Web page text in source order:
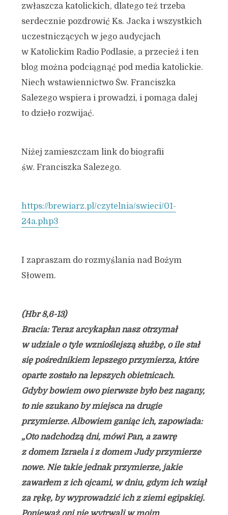
zwłaszcza katolickich, dlatego też trzeba
serdecznie pozdrowić Ks. Jacka i wszystkich
uczestniczących w jego audycjach
w Katolickim Radio Podlasie, a przecież i ten
blog można podciągnąć pod media katolickie.
Niech wstawiennictwo Św. Franciszka
Salezego wspiera i prowadzi, i pomaga dalej
to dzieło rozwijać.
Niżej zamieszczam link do biografii
św. Franciszka Salezego.
https://brewiarz.pl/czytelnia/swieci/01-
24a.php3
I zapraszam do rozmyślania nad Bożym
Słowem.
(Hbr 8,6-13)
Bracia: Teraz arcykapłan nasz otrzymał
w udziale o tyle wznioślejszą służbę, o ile stał
się pośrednikiem lepszego przymierza, które
oparte zostało na lepszych obietnicach.
Gdyby bowiem owo pierwsze było bez nagany,
to nie szukano by miejsca na drugie
przymierze. Albowiem ganiąc ich, zapowiada:
„Oto nadchodzą dni, mówi Pan, a zawrę
z domem Izraela i z domem Judy przymierze
nowe. Nie takie jednak przymierze, jakie
zawarłem z ich ojcami, w dniu, gdym ich wziął
za rękę, by wyprowadzić ich z ziemi egipskiej.